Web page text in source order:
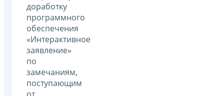
доработку
программного
обеспечения
«Интерактивное
заявление»
по
замечаниям,
поступающим
от